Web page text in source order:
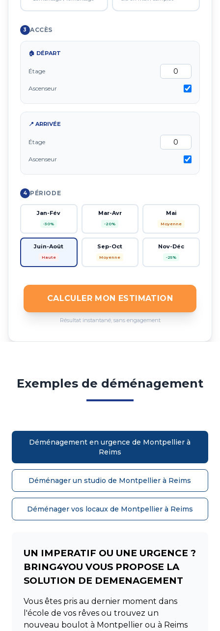
3 ACCÈS
🏠 DÉPART
Étage
Ascenseur
📍 ARRIVÉE
Étage
Ascenseur
4 PÉRIODE
Jan-Fév
-30%
Mar-Avr
-20%
Mai
Moyenne
Juin-Août
Haute
Sep-Oct
Moyenne
Nov-Déc
-25%
CALCULER MON ESTIMATION
Résultat instantané, sans engagement
Exemples de déménagement
Déménagement en urgence de Montpellier à
Reims
Déménager un studio de Montpellier à Reims
Déménager vos locaux de Montpellier à Reims
UN IMPERATIF OU UNE URGENCE ?
BRING4YOU VOUS PROPOSE LA
SOLUTION DE DEMENAGEMENT
Vous êtes pris au dernier moment dans
l'école de vos rêves ou trouvez un
nouveau boulot à Montpellier ou à Reims